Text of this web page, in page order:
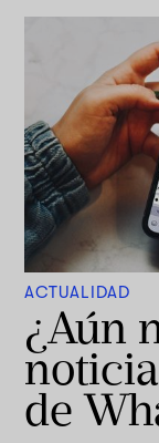
ACTUALIDAD
¿Aún
de